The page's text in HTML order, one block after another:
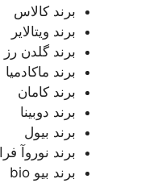
برند کالاس
برند ویتالایر
برند گلدن رز
برند ماکادمیا
برند کامان
برند دوبینا
برند بیول
برند نوروآ
برند بیو bio